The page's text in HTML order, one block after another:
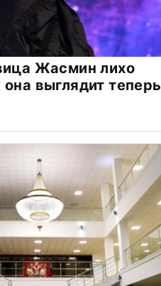
Жасмин лихо
выглядит теперь